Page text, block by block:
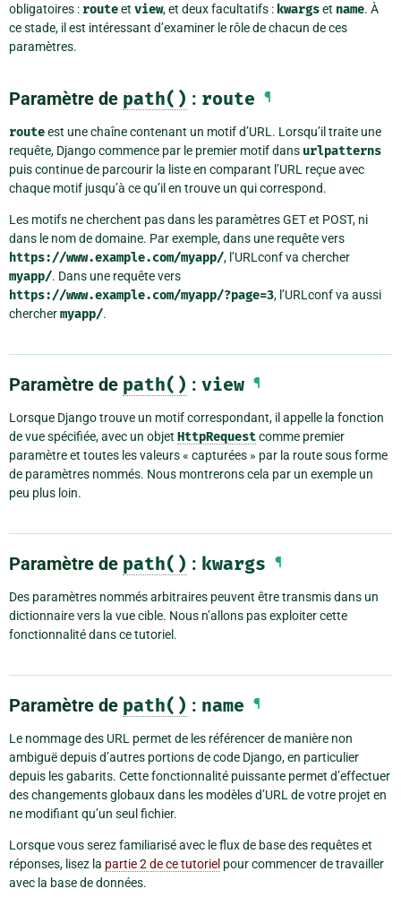
obligatoires : routeet view, et deux facultatifs : kwargset name. À
ce stade, il est intéressant d’examiner le rôle de chacun de ces
paramètres.
Paramètre de path() : route ¶
routeest une chaîne contenant un motif d’URL. Lorsqu’il traite une
requête, Django commence par le premier motif dans urlpatterns
puis continue de parcourir la liste en comparant l’URL reçue avec
chaque motif jusqu’à ce qu’il en trouve un qui correspond.
Les motifs ne cherchent pas dans les paramètres GET et POST, ni
dans le nom de domaine. Par exemple, dans une requête vers
https://www.example.com/myapp/, l’URLconf va chercher
myapp/. Dans une requête vers
https://www.example.com/myapp/?page=3, l’URLconf va aussi
cherchermyapp/.
Paramètre de path() : view ¶
Lorsque Django trouve un motif correspondant, il appelle la fonction
de vue spécifiée, avec un objet HttpRequestcomme premier
paramètre et toutes les valeurs « capturées » par la route sous forme
de paramètres nommés. Nous montrerons cela par un exemple un
peu plus loin.
Paramètre de path() : kwargs ¶
Des paramètres nommés arbitraires peuvent être transmis dans un
dictionnaire vers la vue cible. Nous n’allons pas exploiter cette
fonctionnalité dans ce tutoriel.
Paramètre de path() : name ¶
Le nommage des URL permet de les référencer de manière non
ambiguë depuis d’autres portions de code Django, en particulier
depuis les gabarits. Cette fonctionnalité puissante permet d’effectuer
des changements globaux dans les modèles d’URL de votre projet en
ne modifiant qu’un seul fichier.
Lorsque vous serez familiarisé avec le flux de base des requêtes et
réponses, lisez la partie 2 de ce tutoriel pour commencer de travailler
avec la base de données.